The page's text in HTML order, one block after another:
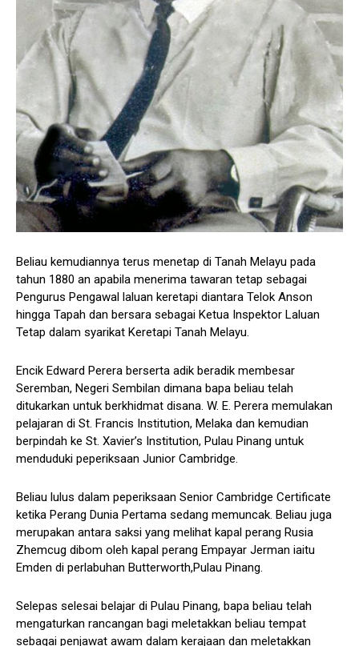
Beliau kemudiannya terus menetap di Tanah Melayu pada
tahun 1880 an apabila menerima tawaran tetap sebagai
Pengurus Pengawal laluan keretapi diantara Telok Anson
hingga Tapah dan bersara sebagai Ketua Inspektor Laluan
Tetap dalam syarikat Keretapi Tanah Melayu.
Encik Edward Perera berserta adik beradik membesar
Seremban, Negeri Sembilan dimana bapa beliau telah
ditukarkan untuk berkhidmat disana. W. E. Perera memulakan
pelajaran di St. Francis Institution, Melaka dan kemudian
berpindah ke St. Xavier’s Institution, Pulau Pinang untuk
menduduki peperiksaan Junior Cambridge.
Beliau lulus dalam peperiksaan Senior Cambridge Certificate
ketika Perang Dunia Pertama sedang memuncak. Beliau juga
merupakan antara saksi yang melihat kapal perang Rusia
Zhemcug dibom oleh kapal perang Empayar Jerman iaitu
Emden di perlabuhan Butterworth,Pulau Pinang.
Selepas selesai belajar di Pulau Pinang, bapa beliau telah
mengaturkan rancangan bagi meletakkan beliau tempat
sebagai penjawat awam dalam kerajaan dan meletakkan